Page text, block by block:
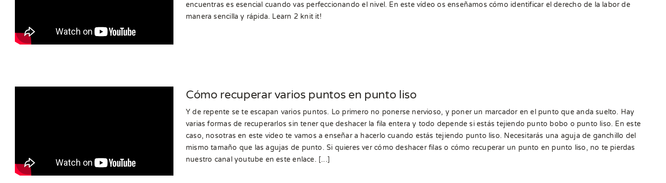
encuentras es esencial cuando vas perfeccionando el nivel. En este vídeo os enseñamos cómo identificar el derecho de la labor de
manera sencilla y rápida. Learn 2 knit it!
Cómo recuperar varios puntos en punto liso
Y de repente se te escapan varios puntos. Lo primero no ponerse nervioso, y poner un marcador en el punto que anda suelto. Hay
varias formas de recuperarlos sin tener que deshacer la fila entera y todo depende si estás tejiendo punto bobo o punto liso. En este
caso, nosotras en este video te vamos a enseñar a hacerlo cuando estás tejiendo punto liso. Necesitarás una aguja de ganchillo del
mismo tamaño que las agujas de punto. Si quieres ver cómo deshacer filas o cómo recuperar un punto en punto liso, no te pierdas
nuestro canal youtube en este enlace. [...]